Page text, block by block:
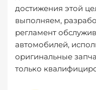
достижения этой
выполняем,
регламент
автомобилей,
оригинальные
только